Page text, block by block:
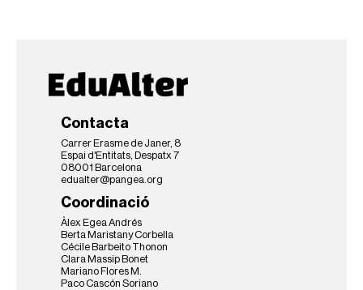
r
a
i
s
u
a
l
i
z
a
r
l
a
Contacta
Carrer Erasme de Janer, 8
Espai d'Entitats, Despatx 7
08001 Barcelona
edualter@pangea.org
Coordinació
Àlex Egea Andrés
Berta Maristany Corbella
Cécile Barbeito Thonon
Clara Massip Bonet
Mariano Flores M.
Paco Cascón Soriano